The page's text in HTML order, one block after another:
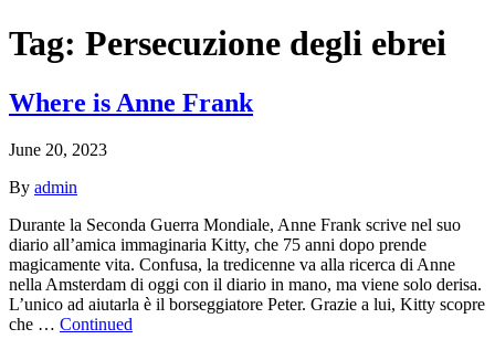
Tag: Persecuzione degli ebrei
Where is Anne Frank
June 20, 2023
By admin
Durante la Seconda Guerra Mondiale, Anne Frank scrive nel suo
diario all’amica immaginaria Kitty, che 75 anni dopo prende
magicamente vita. Confusa, la tredicenne va alla ricerca di Anne
nella Amsterdam di oggi con il diario in mano, ma viene solo derisa.
L’unico ad aiutarla è il borseggiatore Peter. Grazie a lui, Kitty scopre
che … Continued